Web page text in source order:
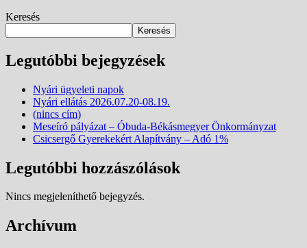
Keresés
Keresés
Legutóbbi bejegyzések
Nyári ügyeleti napok
Nyári ellátás 2026.07.20-08.19.
(nincs cím)
Meseíró pályázat – Óbuda-Békásmegyer Önkormányzat
Csicsergő Gyerekekért Alapítvány – Adó 1%
Legutóbbi hozzászólások
Nincs megjeleníthető bejegyzés.
Archívum